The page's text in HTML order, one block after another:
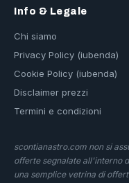
Info & Legale
Chi siamo
Privacy Policy (iubenda)
Cookie Policy (iubenda)
Disclaimer prezzi
Termini e condizioni
scontianastro.com non si
offerte segnalate all'interno
una semplice vetrina di